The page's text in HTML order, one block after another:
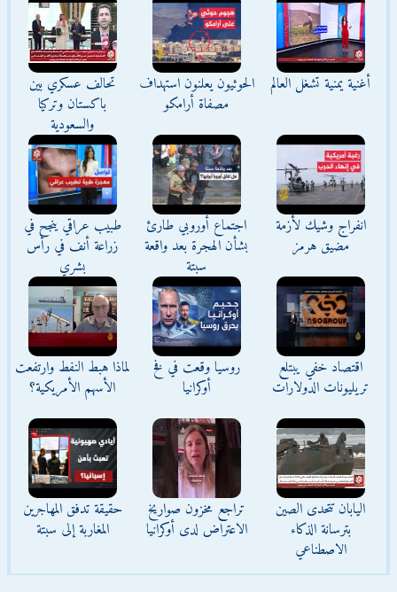
أغنية يمنية تشغل العالم
الحوثيون يعلنون استهداف
مصفاة أرامكو
تحالف عسكري بين
باكستان وتركيا
والسعودية
انفراج وشيك لأزمة
مضيق هرمز
اجتماع أوروبي طارئ
بشأن الهجرة بعد واقعة
سبتة
طبيب عراقي ينجح في
زراعة أنف في رأس
بشري
اقتصاد خفي يبتلع
تريليونات الدولارات
روسيا وقعت في فخ
أوكرانيا
لماذا هبط النفط وارتفعت
الأسهم الأمريكية؟
اليابان تتحدى الصين
بترسانة الذكاء
الاصطناعي
تراجع مخزون صواريخ
الاعتراض لدى أوكرانيا
حقيقة تدفق المهاجرين
المغاربة إلى سبتة